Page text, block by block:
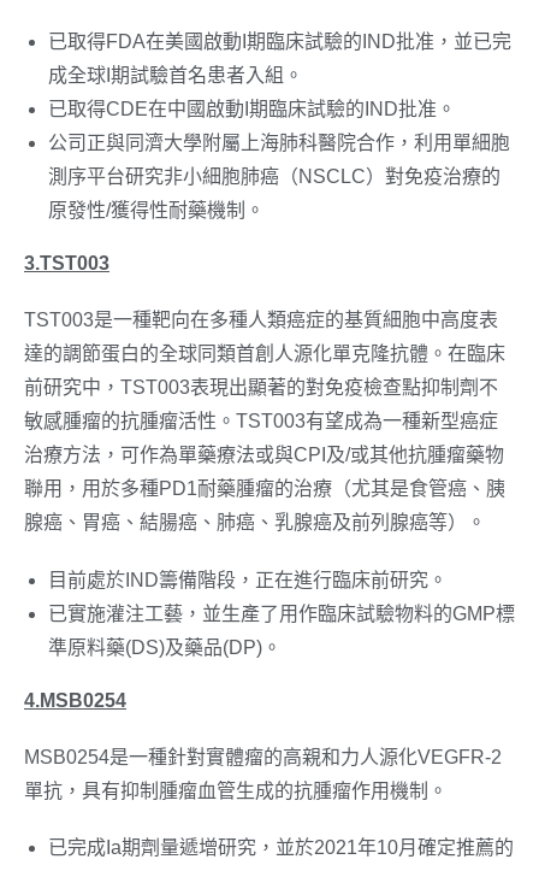
已取得FDA在美國啟動I期臨床試驗的IND批准，並已完
成全球I期試驗首名患者入組。
已取得CDE在中國啟動I期臨床試驗的IND批准。
公司正與同濟大學附屬上海肺科醫院合作，利用單細胞
測序平台研究非小細胞肺癌（NSCLC）對免疫治療的
原發性/獲得性耐藥機制。
3.TST003
TST003是一種靶向在多種人類癌症的基質細胞中高度表
達的調節蛋白的全球同類首創人源化單克隆抗體。在臨床
前研究中，TST003表現出顯著的對免疫檢查點抑制劑不
敏感腫瘤的抗腫瘤活性。TST003有望成為一種新型癌症
治療方法，可作為單藥療法或與CPI及/或其他抗腫瘤藥物
聯用，用於多種PD1耐藥腫瘤的治療（尤其是食管癌、胰
腺癌、胃癌、結腸癌、肺癌、乳腺癌及前列腺癌等）。
目前處於IND籌備階段，正在進行臨床前研究。
已實施灌注工藝，並生產了用作臨床試驗物料的GMP標
準原料藥(DS)及藥品(DP)。
4.MSB0254
MSB0254是一種針對實體瘤的高親和力人源化VEGFR-2
單抗，具有抑制腫瘤血管生成的抗腫瘤作用機制。
已完成Ia期劑量遞增研究，並於2021年10月確定推薦的